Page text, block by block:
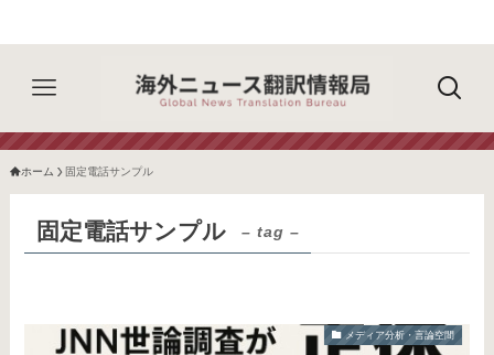
ホーム 固定電話サンプル
固定電話サンプル – tag –
メディア分析・言論空間